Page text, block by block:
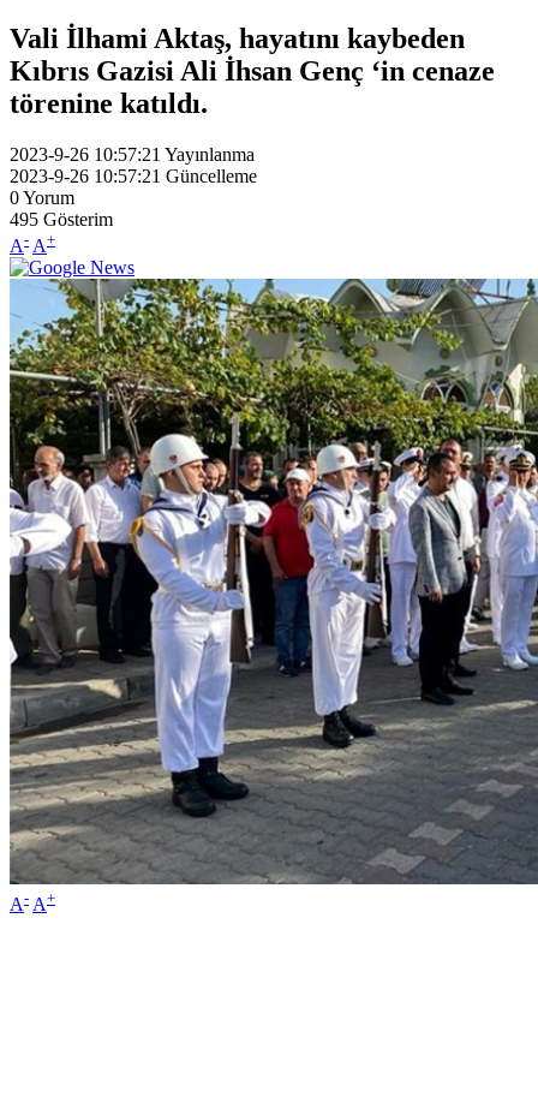
Vali İlhami Aktaş, hayatını kaybeden
Kıbrıs Gazisi Ali İhsan Genç ‘in cenaze
törenine katıldı.
2023-9-26 10:57:21 Yayınlanma
2023-9-26 10:57:21 Güncelleme
0Yorum
495 Gösterim
A- A+
A- A+